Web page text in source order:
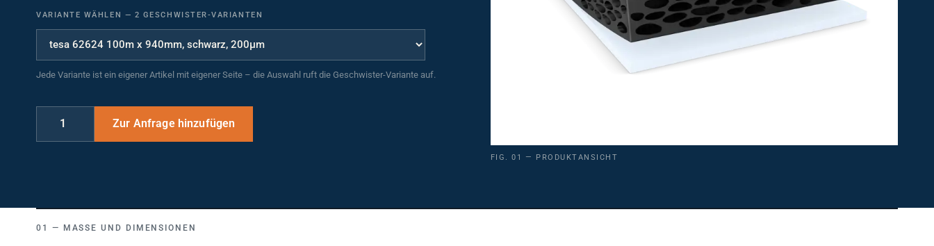
VARIANTE WÄHLEN
Jede Variante ist ein eigener Artikel mit eigener Seite – die Auswahl ruft die Geschwister-Variante auf.
MASSE UND DIMENSIONEN